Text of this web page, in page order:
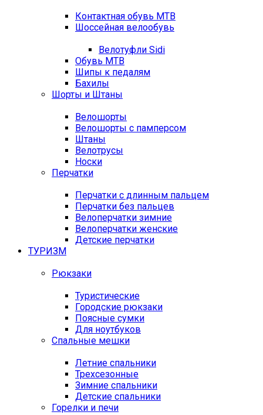
Контактная обувь MTB
Шоссейная велообувь
Велотуфли Sidi
Обувь MTB
Шипы к педалям
Бахилы
Шорты и Штаны
Велошорты
Велошорты с памперсом
Штаны
Велотрусы
Носки
Перчатки
Перчатки с длинным пальцем
Перчатки без пальцев
Велоперчатки зимние
Велоперчатки женские
Детские перчатки
ТУРИЗМ
Рюкзаки
Туристические
Городские рюкзаки
Поясные сумки
Для ноутбуков
Спальные мешки
Летние спальники
Трехсезонные
Зимние спальники
Детские спальники
Горелки и печи